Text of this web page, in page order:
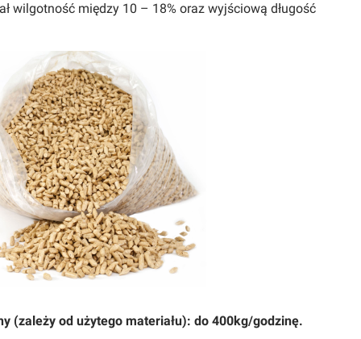
wilgotność między 10 – 18% oraz wyjściową długość
(zależy od użytego materiału): do 400kg/godzinę.